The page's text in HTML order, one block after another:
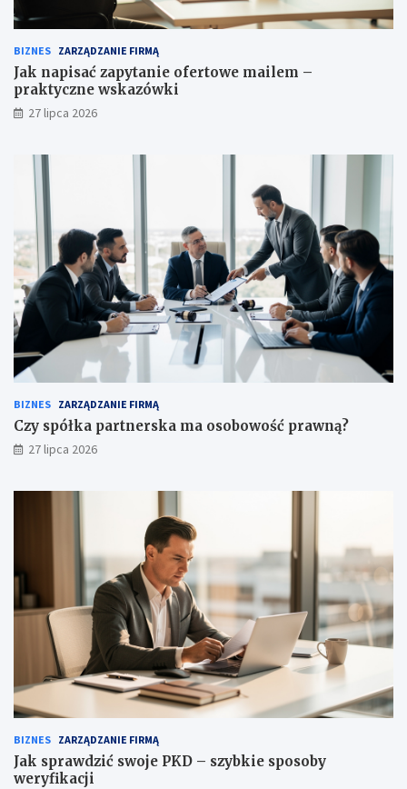
BIZNES ZARZĄDZANIE FIRMĄ
Jak napisać zapytanie ofertowe mailem –
praktyczne wskazówki
27 lipca 2026
BIZNES ZARZĄDZANIE FIRMĄ
Czy spółka partnerska ma osobowość prawną?
27 lipca 2026
BIZNES ZARZĄDZANIE FIRMĄ
Jak sprawdzić swoje PKD – szybkie sposoby
weryfikacji